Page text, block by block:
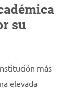
su
más
elevada